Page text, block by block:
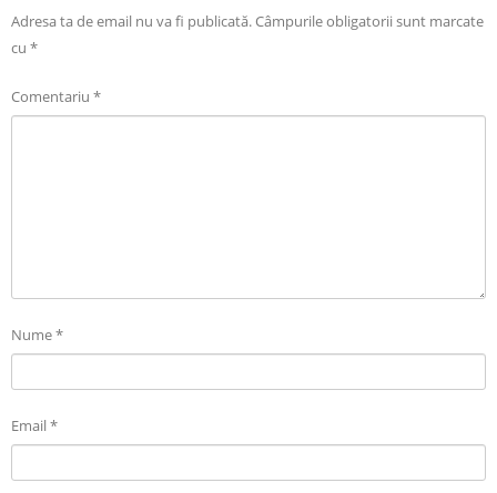
Adresa ta de email nu va fi publicată.Câmpurile obligatorii sunt marcate
cu *
Comentariu *
Nume*
Email*